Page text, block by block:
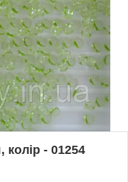
колір - 01254